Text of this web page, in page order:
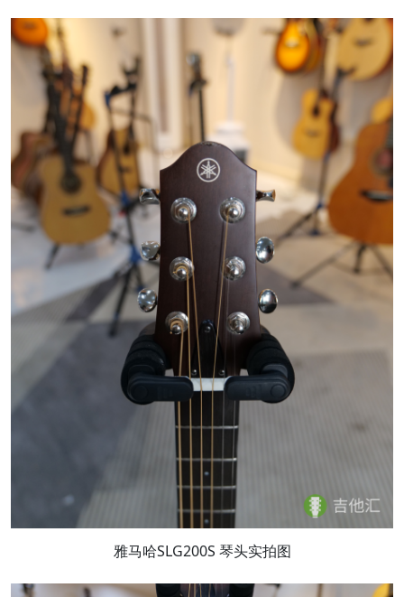
雅马哈SLG200S 琴头实拍图